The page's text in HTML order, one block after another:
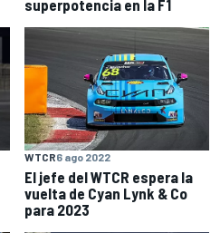
superpotencia en la F1
WTCR6 ago 2022
El jefe del WTCR espera la
vuelta de Cyan Lynk & Co
para 2023